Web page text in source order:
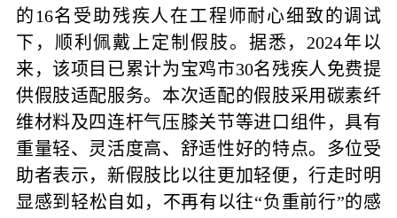
的16名受助残疾人在工程师耐心细致的调试
下，顺利佩戴上定制假肢。据悉，2024年以
来，该项目已累计为宝鸡市30名残疾人免费提
供假肢适配服务。本次适配的假肢采用碳素纤
维材料及四连杆气压膝关节等进口组件，具有
重量轻、灵活度高、舒适性好的特点。多位受
助者表示，新假肢比以往更加轻便，行走时明
显感到轻松自如，不再有以往“负重前行”的感